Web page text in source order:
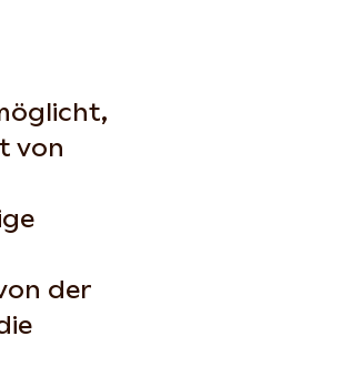
von
der